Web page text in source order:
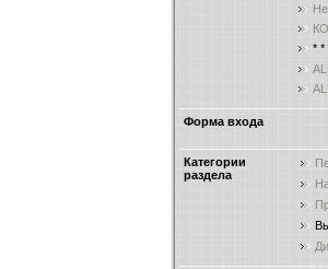
* *
Форма входа
Категории
раздела